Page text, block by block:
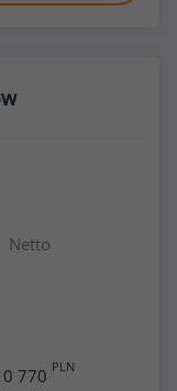
Netto
770 PLN